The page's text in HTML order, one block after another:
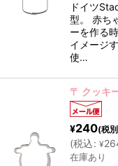
ドイツ
型。 赤ち
ーを作る
イメージ
使…
〒 クッキ
¥240(税
(税込: ¥
在庫あり